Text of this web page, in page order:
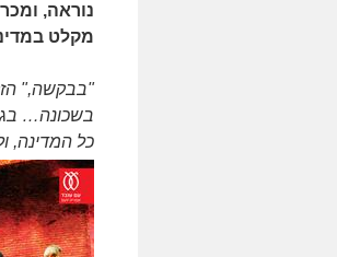
נוראה,
מקלט
"בבקשה,"
בשכונה…
כל